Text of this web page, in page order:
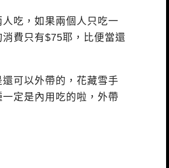
吃，如果兩個人只吃一
費只有$75耶，比便當還
還可以外帶的，花藏雪手
定是內用吃的啦，外帶